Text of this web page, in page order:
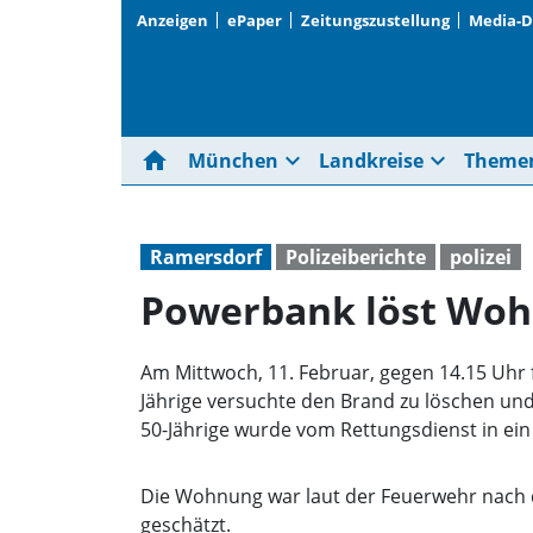
Anzeigen ePaper Zeitungszustellung Media-
home München expand_more Landkreise expand_more
Ramersdorf Polizeiberichte polizei
Powerbank löst
Am Mittwoch, 11. Februar, gegen 14.15
Jährige versuchte den Brand zu löschen
50-Jährige wurde vom Rettungsdienst in
Die Wohnung war laut der Feuerwehr
geschätzt.